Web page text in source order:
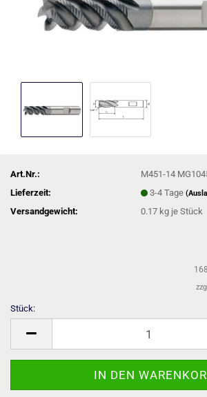
Art.Nr.:
M451-14
Lieferzeit:
3-4 Tage
Versandgewicht: 0.17 kg je Stück
Stück: